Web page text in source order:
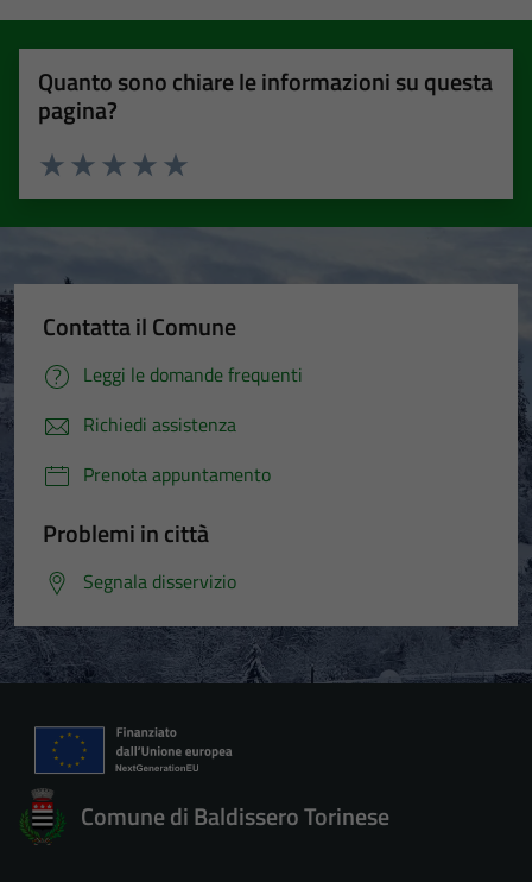
Quanto sono chiare le informazioni su questa
pagina?
Valuta 5 stelle su 5
Valuta 4 stelle su 5
Valuta 3 stelle su 5
Valuta 2 stelle su 5
Valuta 1 stelle su 5
Contatta il Comune
Leggi le domande frequenti
Richiedi assistenza
Prenota appuntamento
Problemi in città
Segnala disservizio
Comune di Baldissero Torinese